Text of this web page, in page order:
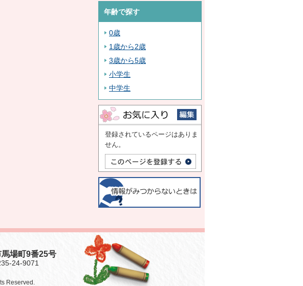
年齢で探す
0歳
1歳から2歳
3歳から5歳
小学生
中学生
登録されているページはありま
せん。
場町9番25号
24-9071
Reserved.